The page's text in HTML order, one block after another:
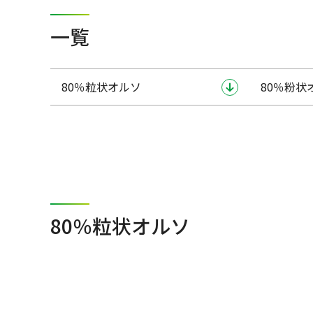
一覧
80％粒状オルソ 80％粉状
80％粒状オルソ